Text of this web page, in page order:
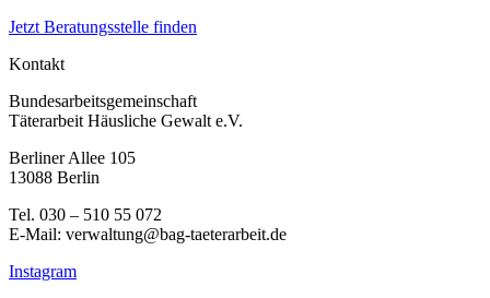
Jetzt Beratungsstelle finden
Kontakt
Bundesarbeitsgemeinschaft
Täterarbeit Häusliche Gewalt e.V.
Berliner Allee 105
13088 Berlin
Tel. 030 – 510 55 072
E-Mail: verwaltung@bag-taeterarbeit.de
Instagram